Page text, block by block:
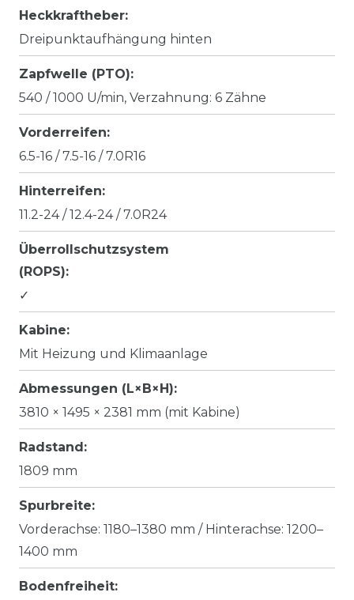
Heckkraftheber:
Dreipunktaufhängung hinten
Zapfwelle (PTO):
540 / 1000 U/min, Verzahnung: 6 Zähne
Vorderreifen:
6.5-16 / 7.5-16 / 7.0R16
Hinterreifen:
11.2-24 / 12.4-24 / 7.0R24
Überrollschutzsystem
(ROPS):
✓
Kabine:
Mit Heizung und Klimaanlage
Abmessungen (L×B×H):
3810 × 1495 × 2381 mm (mit Kabine)
Radstand:
1809 mm
Spurbreite:
Vorderachse: 1180–1380 mm / Hinterachse: 1200–
1400 mm
Bodenfreiheit: